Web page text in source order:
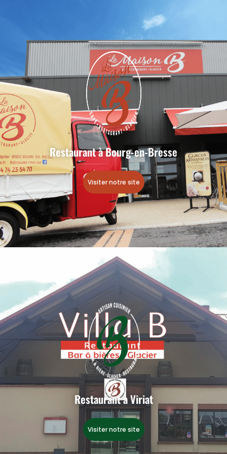
Restaurant à Bourg-en-Bresse
Visiter notre site
Restaurant à Viriat
Visiter notre site